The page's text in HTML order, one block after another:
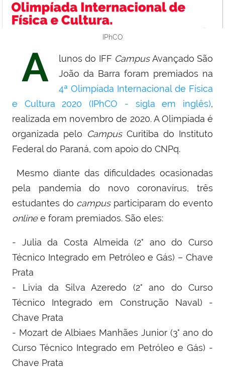
IPhCO
A lunos do IFF CampusAvançado São
João da Barra foram premiados na
4ª Olimpíada Internacional de Física
e Cultura 2020 (IPhCO - sigla em inglês),
realizada em novembro de 2020. A Olimpíada é
organizada pelo CampusCuritiba do Instituto
Federal do Paraná, com apoio do CNPq.
Mesmo diante das dificuldades ocasionadas
pela pandemia do novo coronavírus, três
estudantes do campusparticiparam do evento
onlinee foram premiados. São eles:
- Julia da Costa Almeida (2° ano do Curso
Técnico Integrado em Petróleo e Gás) – Chave
Prata
- Livia da Silva Azeredo (2° ano do Curso
Técnico Integrado em Construção Naval) -
Chave Prata
- Mozart de Albiaes Manhães Junior (3° ano do
Curso Técnico Integrado em Petróleo e Gás) -
Chave Prata